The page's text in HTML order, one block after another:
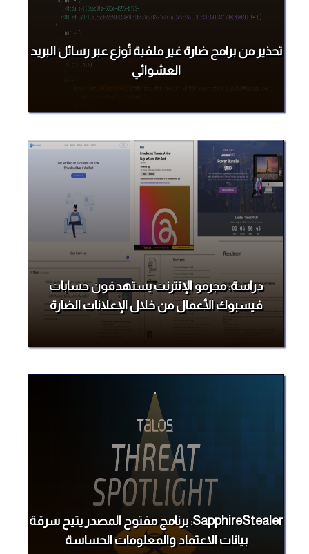
تحذير من برامج ضارة غير ملفية تُوزع عبر رسائل البريد
العشوائي
دراسة: مجرمو الإنترنت يستهدفون حسابات
فيسبوك الأعمال من خلال الإعلانات الضارة
SapphireStealer: برنامج مفتوح المصدر يتيح سرقة
بيانات الاعتماد والمعلومات الحساسة